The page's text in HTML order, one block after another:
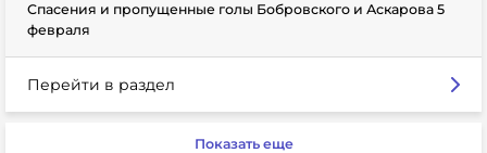
Спасения и пропущенные голы Бобровского и Аскарова 5
февраля
Перейти в раздел
Показать еще